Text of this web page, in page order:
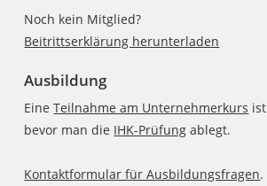
Noch kein Mitglied?
Beitrittserklärung herunterladen
Ausbildung
EineTeilnahme am Unternehmerkurs
bevor man die IHK-Prüfung ablegt.
Kontaktformular für Ausbildungsfragen.